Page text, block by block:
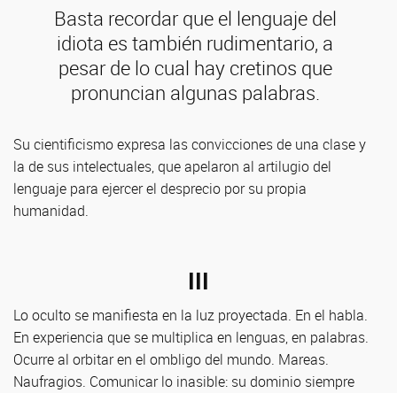
Basta recordar que el lenguaje del
idiota es también rudimentario, a
pesar de lo cual hay cretinos que
pronuncian algunas palabras.
Su cientificismo expresa las convicciones de una clase y
la de sus intelectuales, que apelaron al artilugio del
lenguaje para ejercer el desprecio por su propia
humanidad.
III
Lo oculto se manifiesta en la luz proyectada. En el habla.
En experiencia que se multiplica en lenguas, en palabras.
Ocurre al orbitar en el ombligo del mundo. Mareas.
Naufragios. Comunicar lo inasible: su dominio siempre